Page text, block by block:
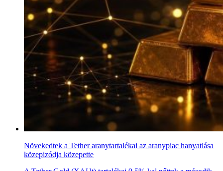
Növekedtek a Tether aranytartalékai az aranypiac hanyatlása
közepizódja közepette